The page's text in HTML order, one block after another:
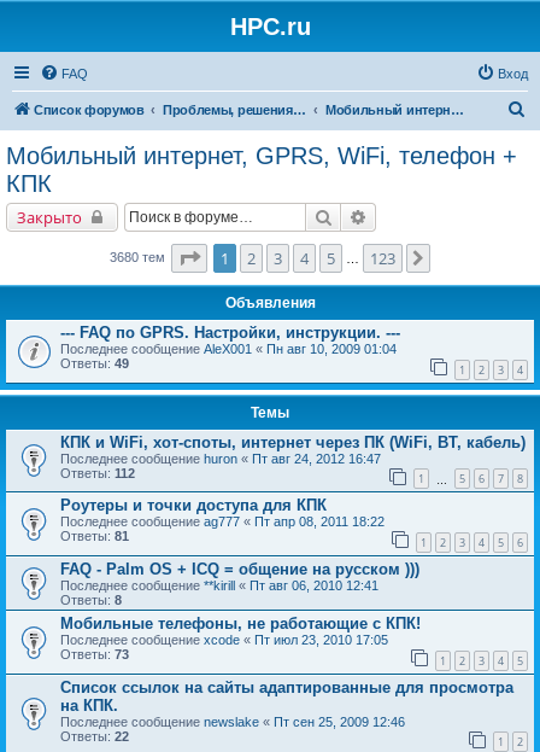
HPC.ru
FAQ Вход
Список форумов Проблемы, решения, советы Мобильный интернет, GPRS, WiFi, телефон + КПК
Мобильный интернет, GPRS, WiFi, телефон +
КПК
Закрыто Поиск
3680 тем Страница1 из 123
1 2 3 4 5 123
Объявления
--- FAQ по GPRS. Настройки, инструкции. ---
Последнее сообщение AleX001 « Пн авг 10, 2009 01:04
Ответы: 49 1 2 3 4
Темы
КПК и WiFi, хот-споты, интернет через ПК (WiFi, BT, кабель)
Последнее сообщение huron « Пт авг 24, 2012 16:47
Ответы: 112 1 5 6 7 8
Роутеры и точки доступа для КПК
Последнее сообщение ag777 « Пт апр 08, 2011 18:22
Ответы: 81 1 2 3 4 5 6
FAQ - Palm OS + ICQ = общение на русском )))
Последнее сообщение **kirill « Пт авг 06, 2010 12:41
Ответы: 8
Мобильные телефоны, не работающие с КПК!
Последнее сообщение xcode « Пт июл 23, 2010 17:05
Ответы: 73 1 2 3 4 5
Список ссылок на сайты адаптированные для просмотра
на КПК.
Последнее сообщение newslake « Пт сен 25, 2009 12:46
Ответы: 22 1 2